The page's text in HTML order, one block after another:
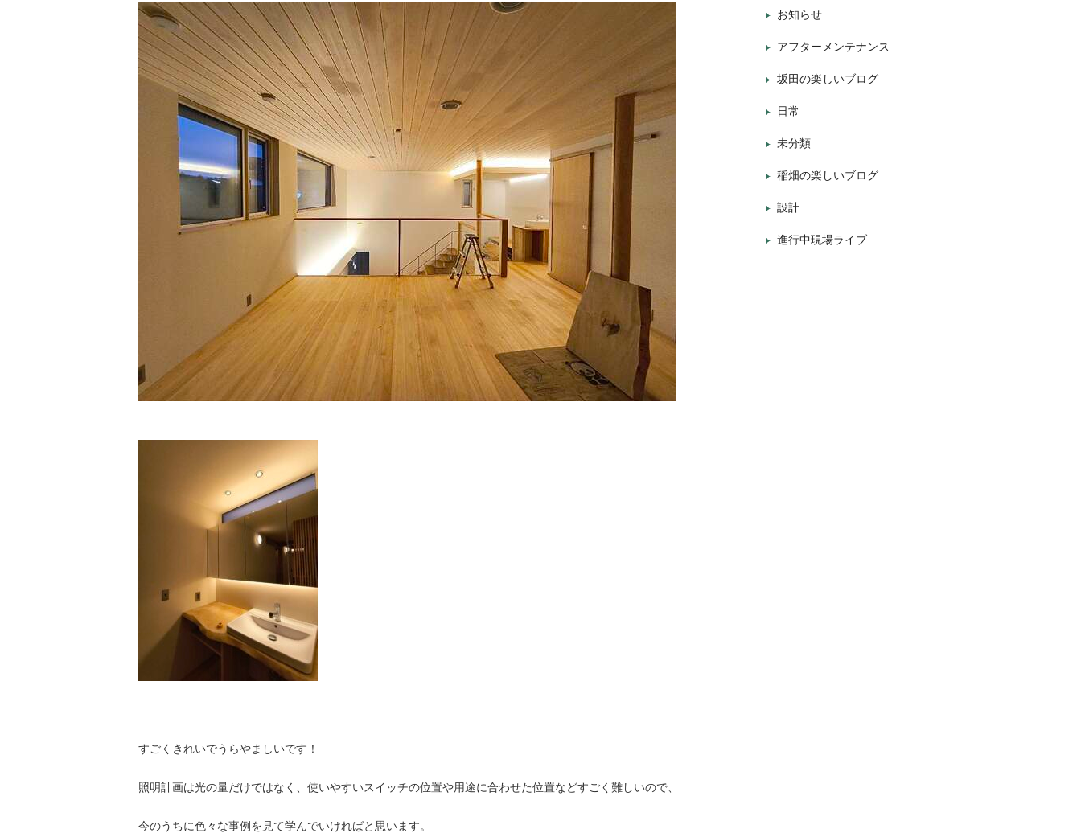
すごくきれいでうらやましいです！
照明計画は光の量だけではなく、使いやすいスイッチの位置や用途に合わせた位置などすごく難しいので、
今のうちに色々な事例を見て学んでいければと思います。
お知らせ
アフターメンテナンス
坂田の楽しいブログ
日常
未分類
稲畑の楽しいブログ
設計
進行中現場ライブ